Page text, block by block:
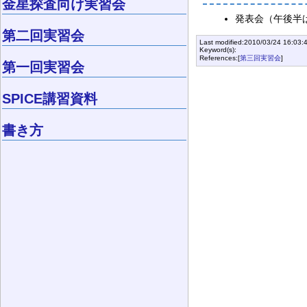
発表会（午後半
Last modified:2010/03/24
Keyword(s):
References:[第三回実習会]
金星探査向け実習会
第二回実習会
第一回実習会
SPICE講習資料
書き方